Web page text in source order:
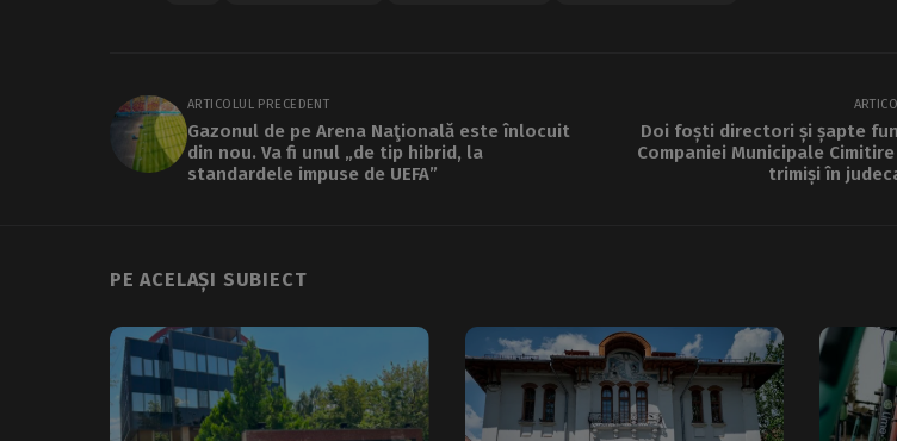
ARTICOLUL PRECEDENT
Gazonul de pe Arena Naţională este înlocuit
din nou. Va fi unul „de tip hibrid, la
standardele impuse de UEFA”
Doi foști directori și șapte
Companiei Municipale
trimiși în
PE ACELAȘI SUBIECT